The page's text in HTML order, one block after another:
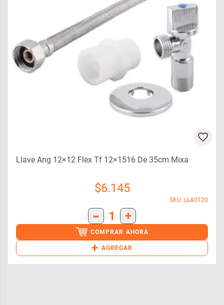
Llave Ang 12×12 Flex Tf 12×1516 De 35cm Mixa
$6.145
SKU: LLA0120
- 1 +
COMPRAR AHORA
+ AGREGAR